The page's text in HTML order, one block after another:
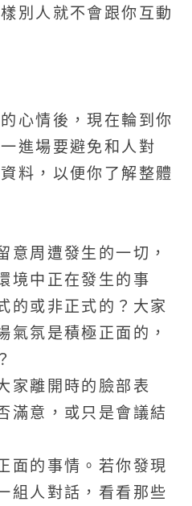
別人就不會跟你互動
心情後，現在輪到你
進場要避免和人對
料，以便你了解整體
意周遭發生的一切，
境中正在發生的事
的或非正式的？大家
氣氛是積極正面的，
家離開時的臉部表
滿意，或只是會議結
面的事情。若你發現
組人對話，看看那些